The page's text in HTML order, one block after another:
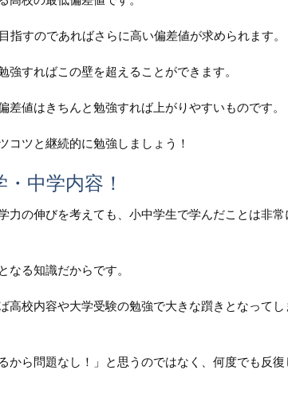
すのであればさらに高い偏差値が求められます。
すればこの壁を超えることができます。
値はきちんと勉強すれば上がりやすいものです。
コツと継続的に勉強しましょう！
中学内容！
力の伸びを考えても、小中学生で学んだことは非常
る知識だからです。
高校内容や大学受験の勉強で大きな躓きとなってし
から問題なし！」と思うのではなく、何度でも反復